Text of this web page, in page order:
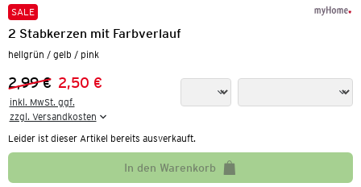
SALE
2 Stabkerzen mit Farbverlauf
hellgrün / gelb / pink
Vorheriger Preis:
2,99 €
Neuer Preis:
2,50 €
inkl. MwSt. ggf.
zzgl. Versandkosten
Leider ist dieser Artikel bereits ausverkauft.
In den Warenkorb